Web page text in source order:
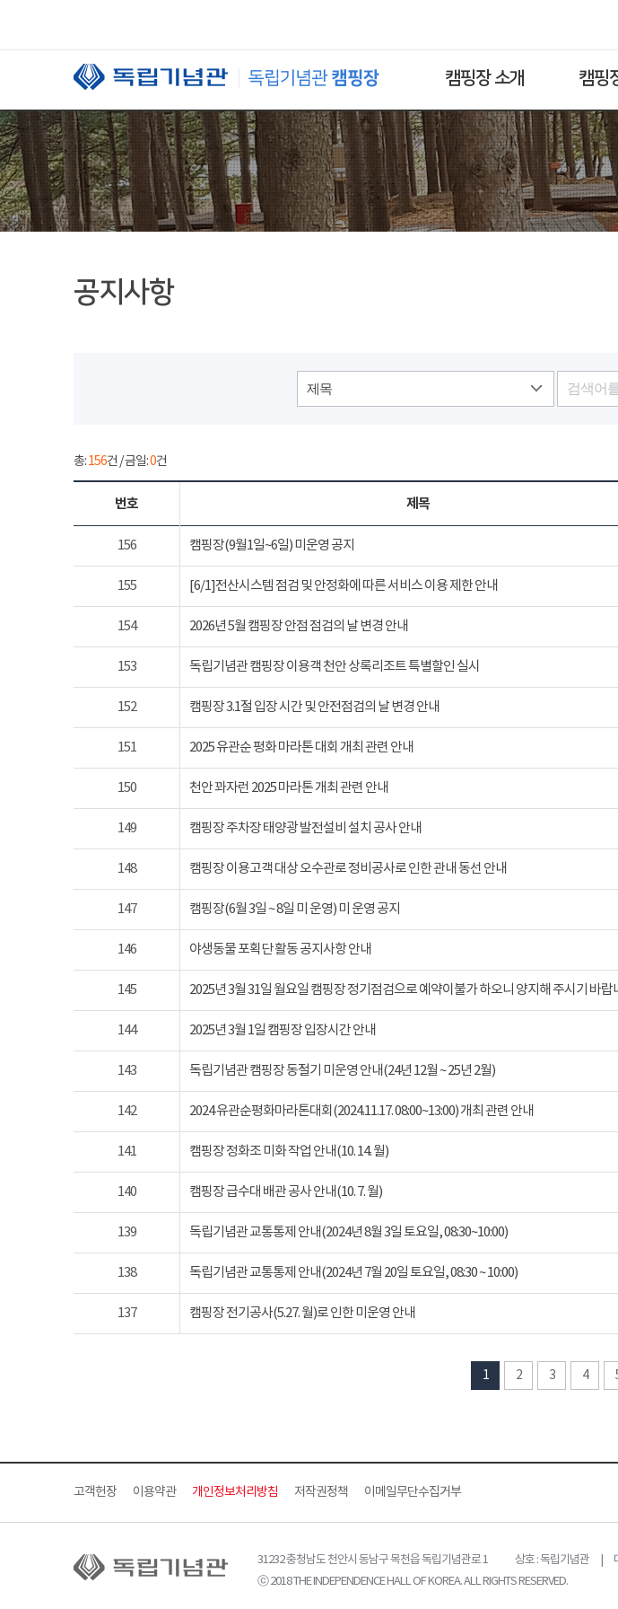
캠핑장 소개 캠핑
공지사항
제목
총:156건 / 금일:0건
번호 제목
156 캠핑장(9월1일~6일) 미운영 공지
155 [6/1]전산시스템 점검 및 안정화에 따른 서비스 이용 제한 안내
154 2026년 5월 캠핑장 안점 점검의 날 변경 안내
153 독립기념관 캠핑장 이용객 천안 상록리조트 특별할인 실시
152 캠핑장 3.1절 입장 시간 및 안전점검의 날 변경 안내
151 2025 유관순 평화 마라톤 대회 개최 관련 안내
150 천안 꽈자런 2025 마라톤 개최 관련 안내
149 캠핑장 주차장 태양광 발전설비 설치 공사 안내
148 캠핑장 이용고객 대상 오수관로 정비공사로 인한 관내 동선 안내
147 캠핑장(6월 3일 ~ 8일 미 운영) 미 운영 공지
146 야생동물 포획단 활동 공지사항 안내
145 2025년 3월 31일 월요일 캠핑장 정기점검으로 예약이불가 하오니 양지해 주시기 바랍
144 2025년 3월 1일 캠핑장 입장시간 안내
143 독립기념관 캠핑장 동절기 미운영 안내(24년 12월 ~ 25년 2월)
142 2024 유관순평화마라톤대회(2024.11.17. 08:00~13:00) 개최 관련 안내
141 캠핑장 정화조 미화 작업 안내(10. 14. 월)
140 캠핑장 급수대 배관 공사 안내(10. 7. 월)
139 독립기념관 교통통제 안내(2024년 8월 3일 토요일, 08:30~10:00)
138 독립기념관 교통통제 안내(2024년 7월 20일 토요일, 08:30 ~ 10:00)
137 캠핑장 전기공사(5.27. 월)로 인한 미운영 안내
1 2 3 4
고객헌장 이용약관 개인정보처리방침 저작권정책 이메일무단수집거부
31232 충청남도 천안시 동남구 목천읍 독립기념관로 1
상호 : 독립기념관 |
ⓒ 2018 THE INDEPENDENCE HALL OF KOREA. ALL RIGHTS RESERVED.